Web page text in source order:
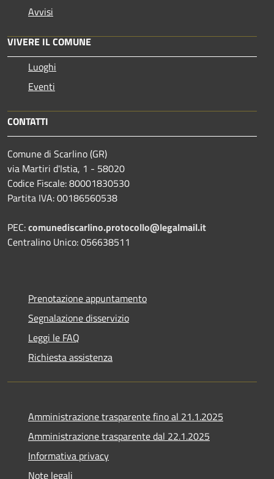
Avvisi
VIVERE IL COMUNE
Luoghi
Eventi
CONTATTI
Comune di Scarlino (GR)
via Martiri d'Istia, 1 - 58020
Codice Fiscale: 80001830530
Partita IVA: 00186560538
PEC:comunediscarlino.protocollo@legalmail.it
Centralino Unico: 056638511
Prenotazione appuntamento
Segnalazione disservizio
Leggi le FAQ
Richiesta assistenza
Amministrazione trasparente fino al 21.1.2025
Amministrazione trasparente dal 22.1.2025
Informativa privacy
Note legali